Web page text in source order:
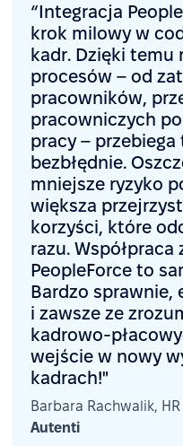
“Integracja
krok milowy w
kadr. Dzięki temu
procesów – od
pracowników,
pracowniczych
pracy –
bezbłędnie.
mniejsze ryzyko
większa
korzyści, które
razu. Współpraca
PeopleForce to
Bardzo sprawnie,
i zawsze ze
kadrowo-
wejście w nowy
kadrach!"
Barbara Rachwalik,
Autenti